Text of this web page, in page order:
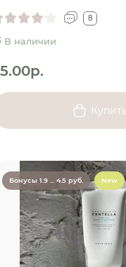
8
В наличии
Купить
Бонусы 1.9 ... 4.5 руб. New